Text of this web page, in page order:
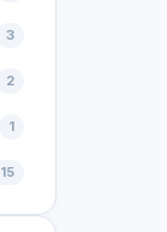
3
2
1
15